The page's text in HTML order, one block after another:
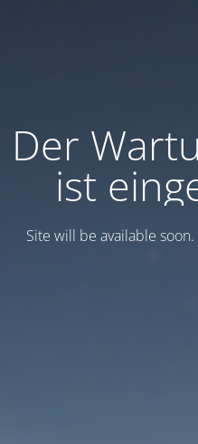
Der
ist
Site will be available soon.